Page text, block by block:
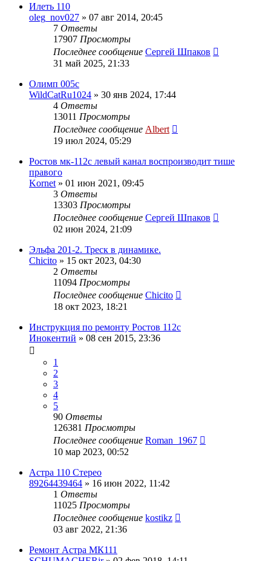
Илеть 110
oleg_nov027 » 07 авг 2014, 20:45
7 Ответы
17907 Просмотры
Последнее сообщение Сергей Шпаков
31 май 2025, 21:33
Олимп 005с
WildCatRu1024 » 30 янв 2024, 17:44
4 Ответы
13011 Просмотры
Последнее сообщение Albert
19 июл 2024, 05:29
Ростов мк-112с левый канал воспроизводит тише
правого
Kornet » 01 июн 2021, 09:45
3 Ответы
13303 Просмотры
Последнее сообщение Сергей Шпаков
02 июн 2024, 21:09
Эльфа 201-2. Треск в динамике.
Chicito » 15 окт 2023, 04:30
2 Ответы
11094 Просмотры
Последнее сообщение Chicito
18 окт 2023, 18:21
Инструкция по ремонту Ростов 112с
Инокентий » 08 сен 2015, 23:36
1
2
3
4
5
90 Ответы
126381 Просмотры
Последнее сообщение Roman_1967
10 мар 2023, 00:52
Астра 110 Стерео
89264439464 » 16 июн 2022, 11:42
1 Ответы
11025 Просмотры
Последнее сообщение kostikz
03 авг 2022, 21:36
Ремонт Астра МК111